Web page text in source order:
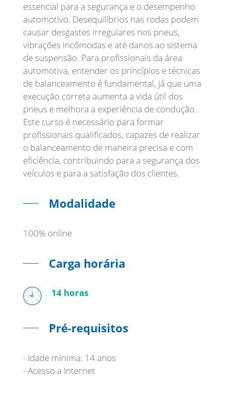
essencial para a segurança e o desempenho
automotivo. Desequilíbrios nas rodas podem
causar desgastes irregulares nos pneus,
vibrações incômodas e até danos ao sistema
de suspensão. Para profissionais da área
automotiva, entender os princípios e técnicas
de balanceamento é fundamental, já que uma
execução correta aumenta a vida útil dos
pneus e melhora a experiência de condução.
Este curso é necessário para formar
profissionais qualificados, capazes de realizar
o balanceamento de maneira precisa e com
eficiência, contribuindo para a segurança dos
veículos e para a satisfação dos clientes.
Modalidade
100% online
Carga horária
14 horas
Pré-requisitos
- Idade mínima: 14 anos
- Acesso a Internet